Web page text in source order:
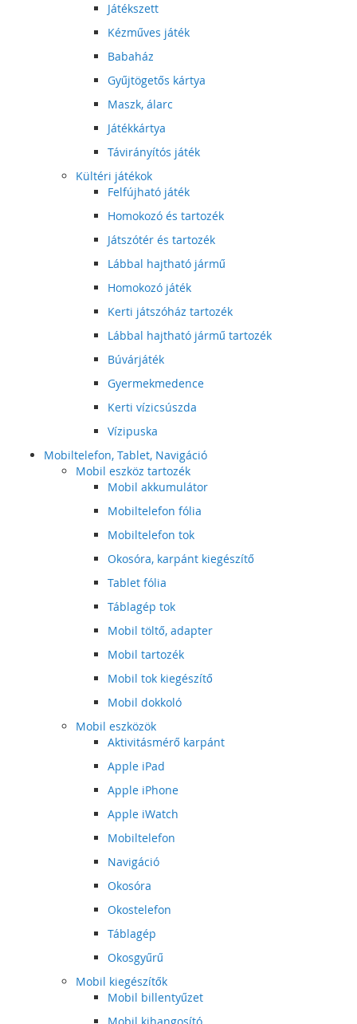
Játékszett
Kézműves játék
Babaház
Gyűjtögetős kártya
Maszk, álarc
Játékkártya
Távirányítós játék
Kültéri játékok
Felfújható játék
Homokozó és tartozék
Játszótér és tartozék
Lábbal hajtható jármű
Homokozó játék
Kerti játszóház tartozék
Lábbal hajtható jármű tartozék
Búvárjáték
Gyermekmedence
Kerti vízicsúszda
Vízipuska
Mobiltelefon, Tablet, Navigáció
Mobil eszköz tartozék
Mobil akkumulátor
Mobiltelefon fólia
Mobiltelefon tok
Okosóra, karpánt kiegészítő
Tablet fólia
Táblagép tok
Mobil töltő, adapter
Mobil tartozék
Mobil tok kiegészítő
Mobil dokkoló
Mobil eszközök
Aktivitásmérő karpánt
Apple iPad
Apple iPhone
Apple iWatch
Mobiltelefon
Navigáció
Okosóra
Okostelefon
Táblagép
Okosgyűrű
Mobil kiegészítők
Mobil billentyűzet